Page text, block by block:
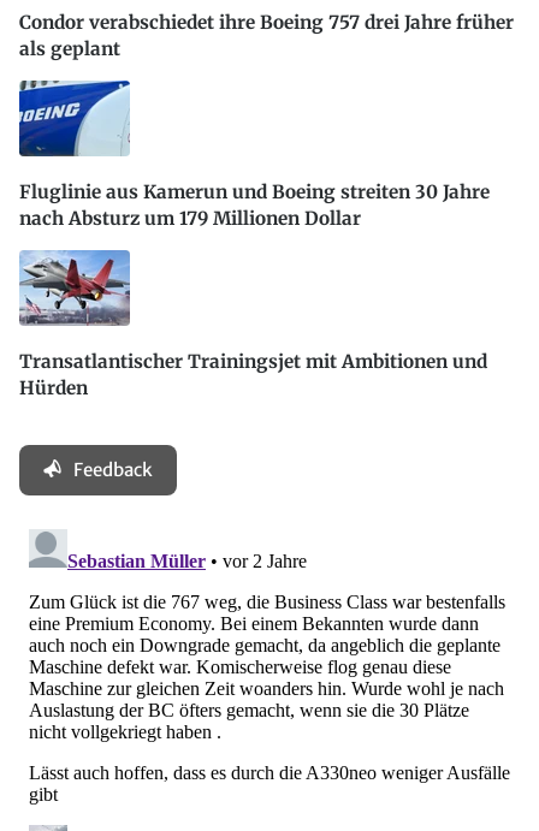
Condor verabschiedet ihre Boeing 757 drei Jahre früher
als geplant
Fluglinie aus Kamerun und Boeing streiten 30 Jahre
nach Absturz um 179 Millionen Dollar
Transatlantischer Trainingsjet mit Ambitionen und
Hürden
Feedback